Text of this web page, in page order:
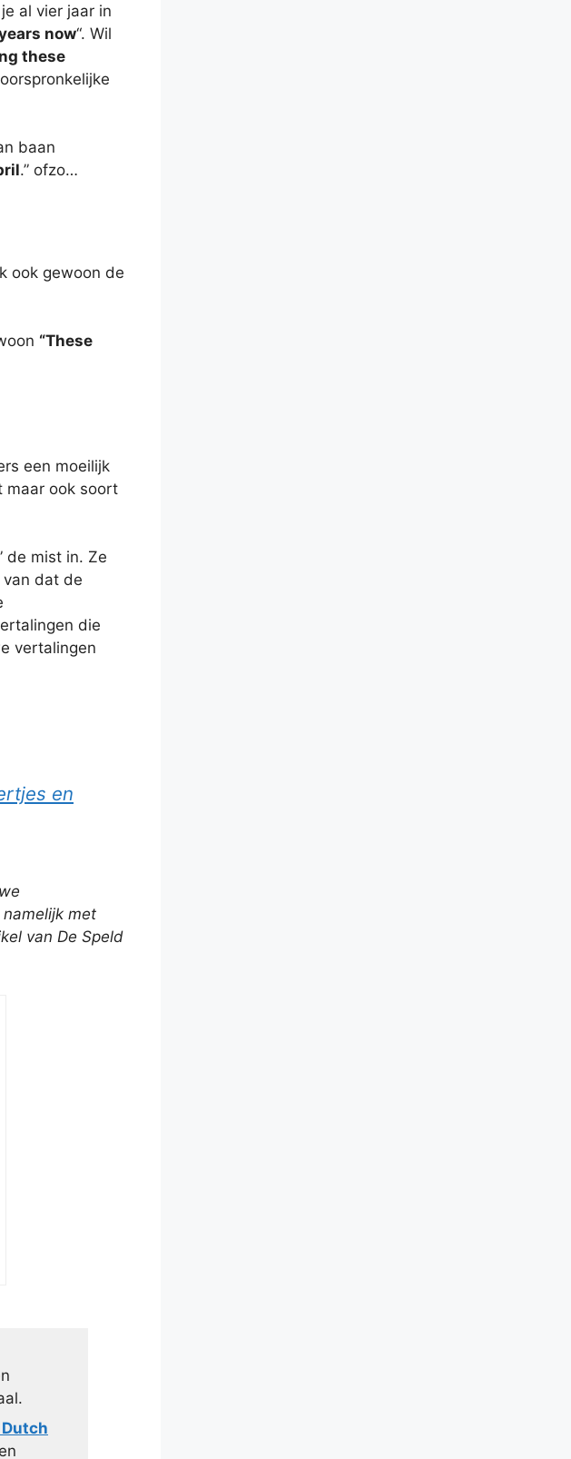
al vier jaar in
now“. Wil
these
baan
.” ofzo…
ook gewoon de
“These
een moeilijk
maar ook soort
de mist in. Ze
van dat de
die
vertalingen
en
met
van De Speld